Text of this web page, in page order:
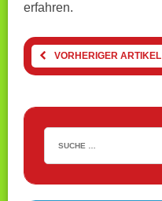
erfahren.
VORHERIGER ARTIKEL